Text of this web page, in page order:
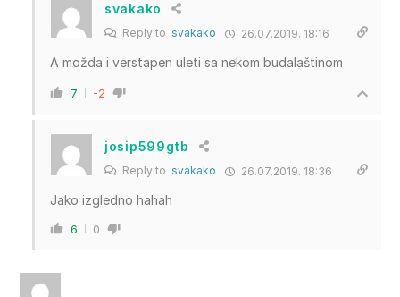
svakako
Reply to svakako 26.07.2019. 18:16
A možda i verstapen uleti sa nekom budalaštinom
7 -2
josip599gtb
Reply to svakako 26.07.2019. 18:36
Jako izgledno hahah
6 0